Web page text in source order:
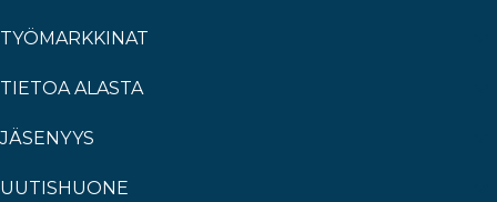
TYÖMARKKINAT
TIETOA ALASTA
JÄSENYYS
UUTISHUONE